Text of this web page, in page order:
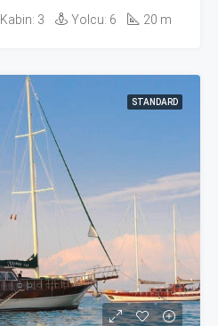
Kabin: 3 Yolcu: 6 20 m
STANDARD